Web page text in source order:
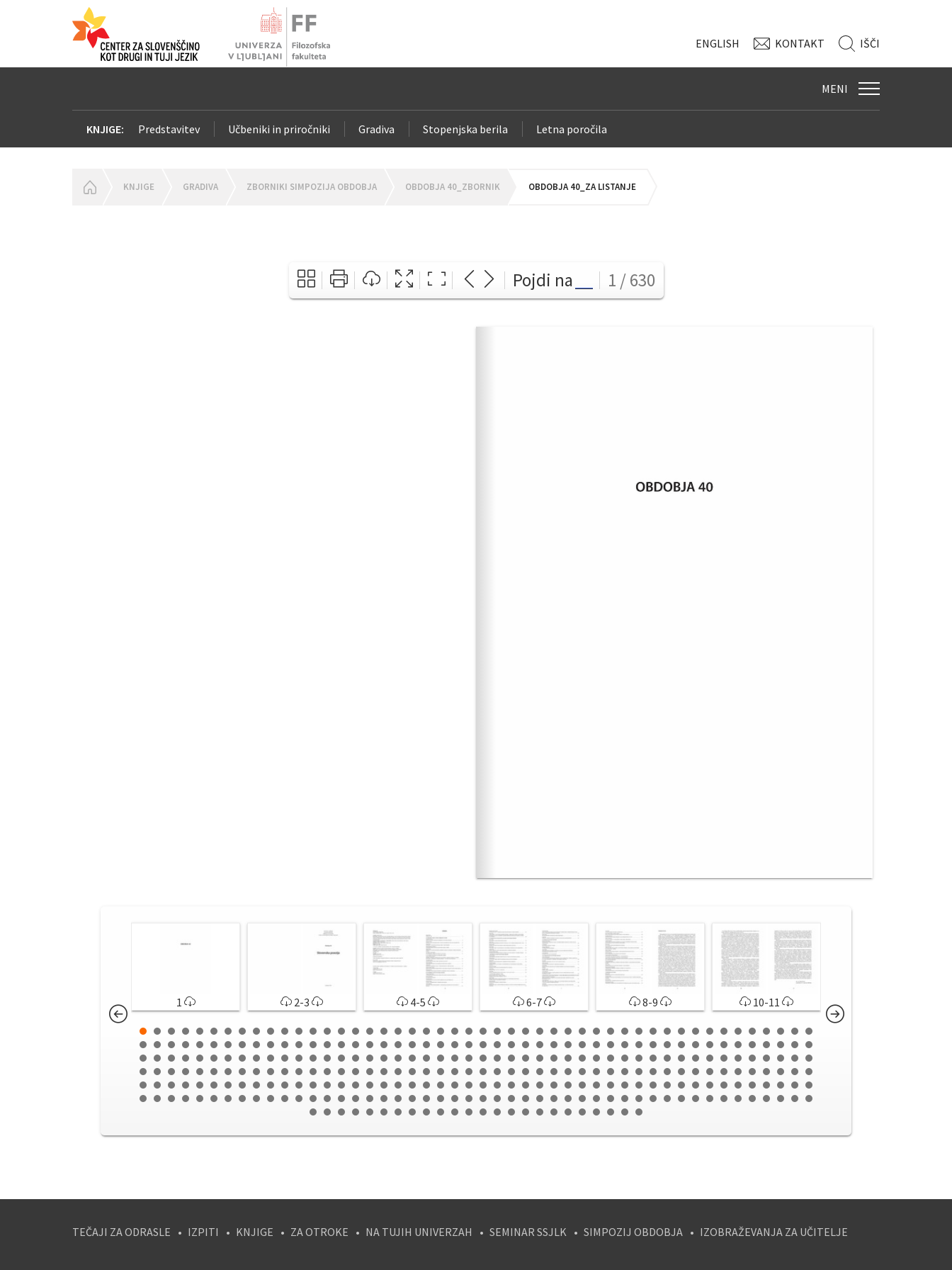
ENGLISH KONTAKT IŠČI
MENI
KNJIGE: Predstavitev Učbeniki in priročniki Gradiva Stopenjska berila Letna poročila
HOMEPAGE
KNJIGE GRADIVA ZBORNIKI SIMPOZIJA OBDOBJA OBDOBJA 40_ZBORNIK OBDOBJA 40_ZA LISTANJE
Pojdi na 1 / 630
1 2-3 4-5 6-7 8-9 10-11
TEČAJI ZA ODRASLE IZPITI KNJIGE ZA OTROKE NA TUJIH UNIVERZAH SEMINAR SSJLK SIMPOZIJ OBDOBJA IZOBRAŽEVANJA ZA UČITELJE